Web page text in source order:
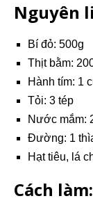
Nguyên
Bí đỏ: 500g
Thịt bằm:
Hành tím: 1
Tỏi: 3 tép
Nước mắm:
Đường: 1
Hạt tiêu, lá
Cách làm: